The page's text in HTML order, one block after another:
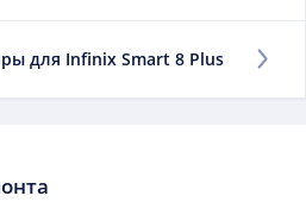
при зарядке;
такой элемент опасно.
для Infinix Smart 8 Plus